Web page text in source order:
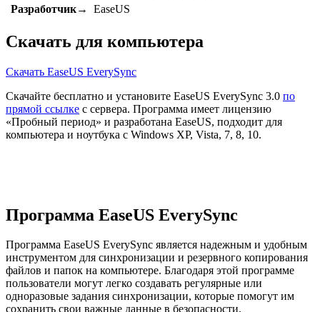
Разработчик→
EaseUS
Скачать для компьютера
Скачать EaseUS EverySync
Скачайте бесплатно и установите EaseUS EverySync 3.0 по
прямой ссылке с сервера. Программа имеет лицензию
«Пробный период» и разработана EaseUS, подходит для
компьютера и ноутбука с Windows XP, Vista, 7, 8, 10.
Программа EaseUS EverySync
Программа EaseUS EverySync является надежным и удобным
инструментом для синхронизации и резервного копирования
файлов и папок на компьютере. Благодаря этой программе
пользователи могут легко создавать регулярные или
одноразовые задания синхронизации, которые помогут им
сохранить свои важные данные в безопасности.